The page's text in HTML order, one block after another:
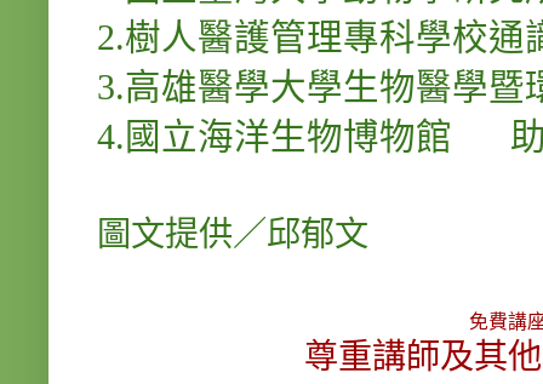
2.樹人醫護管理專科學校通
3.高雄醫學大學生物醫學暨
4. 國立海洋生物博物館
圖文提供／邱郁文
免費講
尊重講師及其